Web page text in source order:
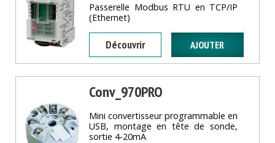
Passerelle Modbus RTU en TCP/IP
(Ethernet)
Découvrir
Conv_970PRO
Mini convertisseur programmable en
USB, montage en tête de sonde,
sortie 4-20mA